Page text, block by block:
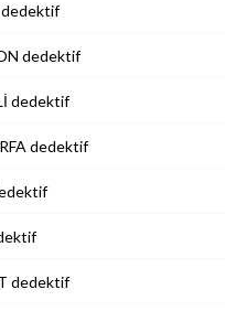
dedektif
dedektif
dedektif
dedektif